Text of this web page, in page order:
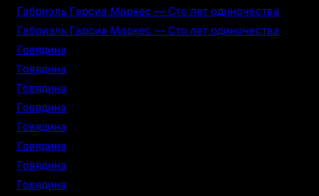
Габриэль Гарсиа Маркес — Сто лет одиночества
Габриэль Гарсиа Маркес — Сто лет одиночества
Говядина
Говядина
Говядина
Говядина
Говядина
Говядина
Говядина
Говядина